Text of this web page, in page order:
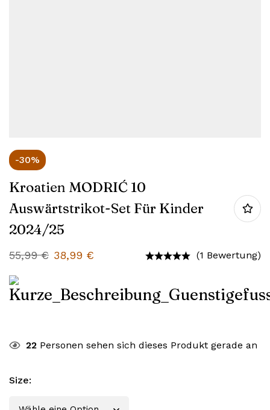
-30%
Kroatien MODRIĆ 10
Auswärtstrikot-Set Für Kinder
2024/25
55,99€ 38,99 € (1 Bewertung)
22 Personen sehen sich dieses Produkt gerade an
Size: